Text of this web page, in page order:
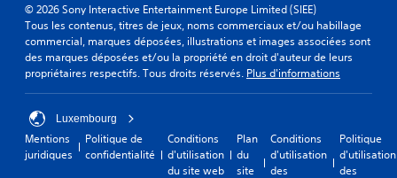
© 2026 Sony Interactive Entertainment Europe Limited (SIEE)
Tous les contenus, titres de jeux, noms commerciaux et/ou habillage
commercial, marques déposées, illustrations et images associées sont
des marques déposées et/ou la propriété en droit d'auteur de leurs
propriétaires respectifs. Tous droits réservés. Plus d'informations
Luxembourg
Mentions
juridiques
Politique de
confidentialité
Conditions
d'utilisation
du site web
Plan
du
site
Conditions
d'utilisation
des
Politique
d'utilisation
des